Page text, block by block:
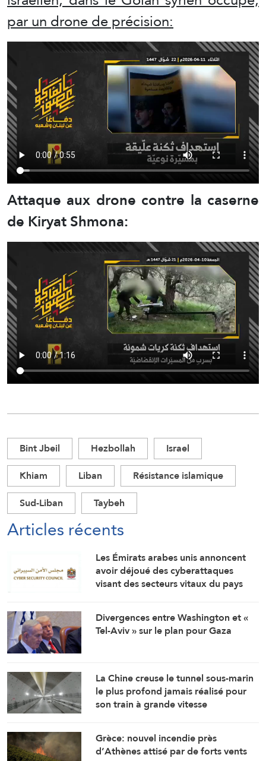
par un drone de précision:
Attaque aux drone contre la caserne
de Kiryat Shmona:
Bint Jbeil Hezbollah
Israel
Khiam
Liban
Résistance islamique
Sud-Liban
Taybeh
Articles récents
Les Émirats arabes unis annoncent
avoir déjoué des cyberattaques
visant des secteurs vitaux du pays
Divergences entre Washington et «
Tel-Aviv » sur le plan pour Gaza
La Chine creuse le tunnel sous-marin
le plus profond jamais réalisé pour
son train à grande vitesse
Grèce: nouvel incendie près
d’Athènes attisé par de forts vents